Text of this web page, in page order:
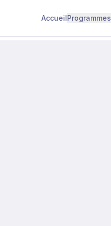
AccueilProgrammes